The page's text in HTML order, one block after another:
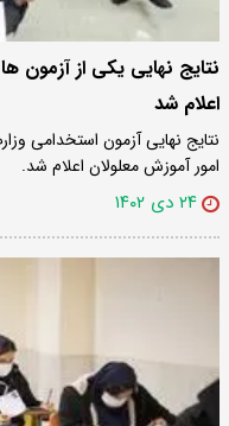
نتایج نهایی یکی از
اعلام شد
نتایج نهایی آزمون استخدامی
امور آموزش معلولان اعلام شد.
۲۴ دی ۱۴۰۲